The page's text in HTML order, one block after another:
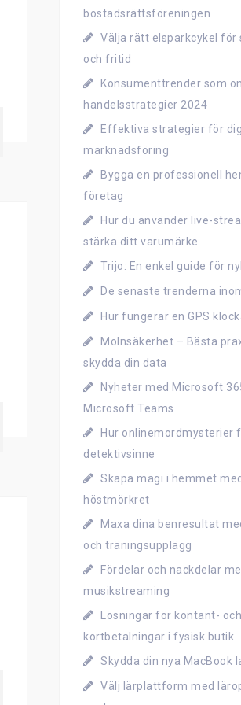
bostadsrättsföreningen
Välja rätt elsparkcykel för
och fritid
Konsumenttrender som
handelsstrategier 2024
Effektiva strategier för
marknadsföring
Bygga en professionell
företag
Hur du använder live-
stärka ditt varumärke
Trijo: En enkel guide för
De senaste trenderna
Hur fungerar en GPS
Molnsäkerhet – Bästa
skydda din data
Nyheter med Microsoft
Microsoft Teams
Hur onlinemordmysterier
detektivsinne
Skapa magi i hemmet
höstmörkret
Maxa dina benresultat
och träningsupplägg
Fördelar och nackdelar
musikstreaming
Lösningar för kontant- och
kortbetalningar i fysisk butik
Skydda din nya MacBook
Välj lärplattform med